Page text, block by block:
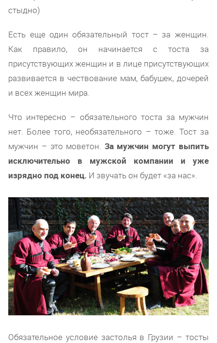
стыдно)
Есть еще один обязательный тост – за женщин.
Как правило, он начинается с тоста за
присутствующих женщин и в лице присутствующих
развивается в чествование мам, бабушек, дочерей
и всех женщин мира.
Что интересно – обязательного тоста за мужчин
нет. Более того, необязательного – тоже. Тост за
мужчин – это моветон. За мужчин могут выпить
исключительно в мужской компании и уже
изрядно под конец. И звучать он будет «за нас».
Обязательное условие застолья в Грузии – тосты